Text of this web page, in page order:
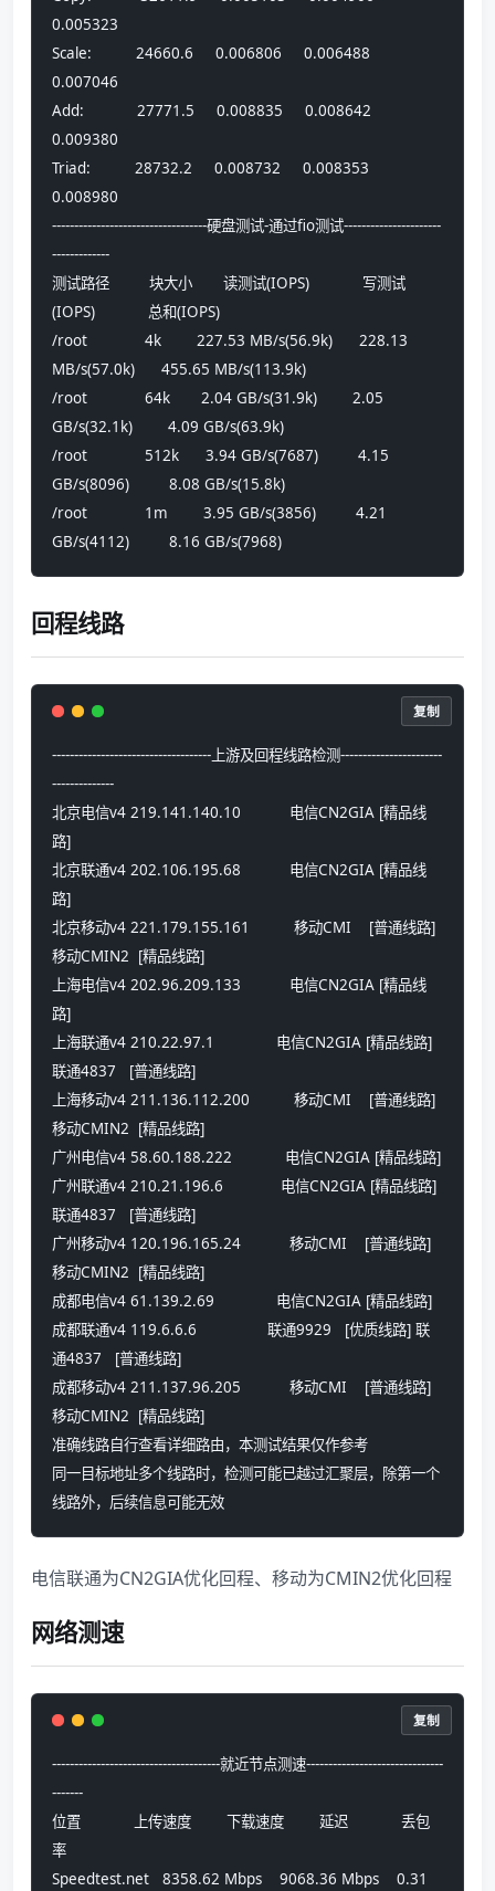
0.005323
Scale:          24660.6     0.006806     0.006488
0.007046
Add:            27771.5     0.008835     0.008642
0.009380
Triad:          28732.2     0.008732     0.008353
0.008980
-----------------------------------硬盘测试-通过fio测试----------------------
-------------
测试路径         块大小       读测试(IOPS)            写测试
(IOPS)            总和(IOPS)
/root             4k        227.53 MB/s(56.9k)      228.13
MB/s(57.0k)      455.65 MB/s(113.9k)
/root             64k       2.04 GB/s(31.9k)        2.05
GB/s(32.1k)        4.09 GB/s(63.9k)
/root             512k      3.94 GB/s(7687)         4.15
GB/s(8096)         8.08 GB/s(15.8k)
/root             1m        3.95 GB/s(3856)         4.21
GB/s(4112)         8.16 GB/s(7968)
回程线路
------------------------------------上游及回程线路检测-----------------------
--------------
北京电信v4 219.141.140.10           电信CN2GIA [精品线
路]
北京联通v4 202.106.195.68           电信CN2GIA [精品线
路]
北京移动v4 221.179.155.161          移动CMI    [普通线路]
移动CMIN2  [精品线路]
上海电信v4 202.96.209.133           电信CN2GIA [精品线
路]
上海联通v4 210.22.97.1              电信CN2GIA [精品线路]
联通4837   [普通线路]
上海移动v4 211.136.112.200          移动CMI    [普通线路]
移动CMIN2  [精品线路]
广州联通v4 210.21.196.6             电信CN2GIA [精品线路]
联通4837   [普通线路]
广州移动v4 120.196.165.24           移动CMI    [普通线路]
移动CMIN2  [精品线路]
成都电信v4 61.139.2.69              电信CN2GIA [精品线路]
成都联通v4 119.6.6.6                联通9929   [优质线路] 联
通4837   [普通线路]
成都移动v4 211.137.96.205           移动CMI    [普通线路]
移动CMIN2  [精品线路]
准确线路自行查看详细路由，本测试结果仅作参考
同一目标地址多个线路时，检测可能已越过汇聚层，除第一个
线路外，后续信息可能无效
复制
电信联通为CN2GIA优化回程、移动为CMIN2优化回程
网络测速
--------------------------------------就近节点测速-------------------------------
-------
位置            上传速度        下载速度        延迟            丢包
率
Speedtest.net   8358.62 Mbps    9068.36 Mbps    0.31
复制